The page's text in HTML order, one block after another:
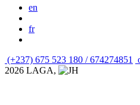
en
fr
(+237) 675 523 180 / 674274851
2026 LAGA,